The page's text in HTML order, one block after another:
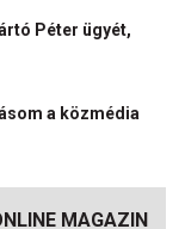
Péter ügyét,
a közmédia
MAGAZIN